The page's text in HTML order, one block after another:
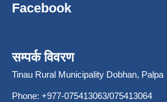
Facebook
सम्पर्क विवरण
Tinau Rural Municipality Dobhan, Palpa
Phone: +977-075413063/075413064